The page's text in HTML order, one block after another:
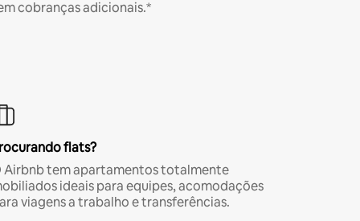
cobranças adicionais.*
flats?
Airbnb tem apartamentos totalmente
ideais para equipes, acomodações
viagens a trabalho e transferências.